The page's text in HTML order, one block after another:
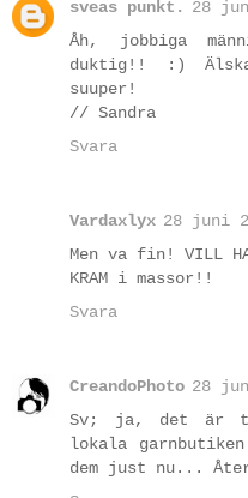
sveas punkt.
28
Åh, jobbiga
duktig!! :)
suuper!
// Sandra
Svara
Vardaxlyx 28 juni
Men va fin! VILL
KRAM i massor!!
Svara
CreandoPhoto 28
Sv; ja, det är
lokala
dem just nu...